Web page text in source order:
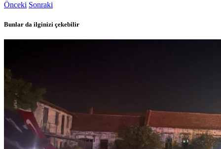
Önceki Sonraki
Bunlar da ilginizi çekebilir